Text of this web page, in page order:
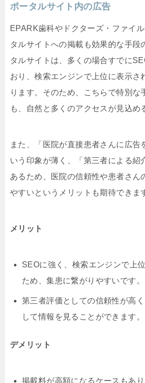
ポータルサイト内の広告
EPARK歯科やドクターズ・ファイ
タルサイトへの掲載も効果的な手段
タルサイトは、多くの場合すでに
おり、検索エンジンで上位に表示さ
ります。そのため、こちらで特別な
も、自然と多くのアクセスが見込め
また、「医院が直接患者さんに広告
いう印象が薄く、「第三者による紹
あるため、医院の信頼性や患者さん
やすいというメリットも期待できま
メリット
SEOに強く、検索エンジンで上
ため、集患に繋がりやすいです。
第三者評価としての信頼性が高
して情報を見ることができます。
デメリット
掲載料が高額になるケースもあり